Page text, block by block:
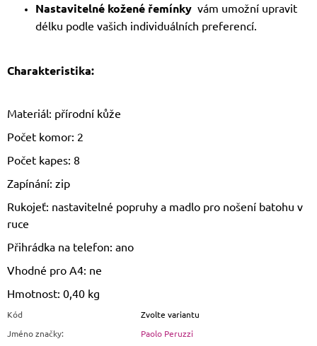
Nastavitelné kožené řemínky vám umožní upravit
délku podle vašich individuálních preferencí.
Charakteristika:
Materiál: přírodní kůže
Počet komor: 2
Počet kapes: 8
Zapínání: zip
Rukojeť: nastavitelné popruhy a madlo pro nošení batohu v
ruce
Přihrádka na telefon: ano
Vhodné pro A4: ne
Hmotnost: 0,40 kg
Kód
Zvolte variantu
Jméno značky:
Paolo Peruzzi